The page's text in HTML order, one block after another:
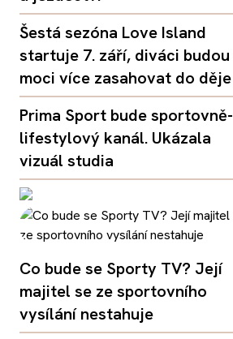
Šestá sezóna Love Island
startuje 7. září, diváci budou
moci více zasahovat do děje
Prima Sport bude sportovně-
lifestylový kanál. Ukázala
vizuál studia
Co bude se Sporty TV? Její
majitel se ze sportovního
vysílání nestahuje